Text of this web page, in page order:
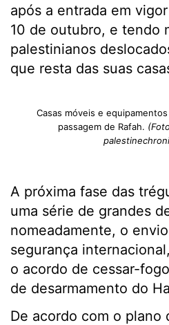
após a entrada em
10 de outubro, e tendo
palestinianos
que resta das suas
Casas móveis e
passagem de Rafah.
A próxima fase das
uma série de grandes
nomeadamente, o
segurança
o acordo de cessar-
de desarmamento do
De acordo com o plano